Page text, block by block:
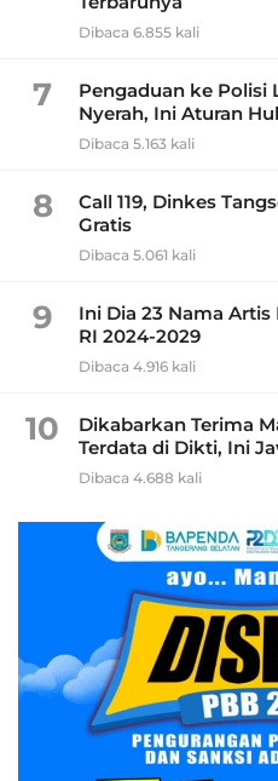
Dibaca 6.855 kali
7
Pengaduan ke Polisi
Nyerah, Ini Aturan
Dibaca 5.163 kali
8
Call 119, Dinkes
Gratis
Dibaca 5.061 kali
9
Ini Dia 23 Nama
RI 2024-2029
Dibaca 4.916 kali
10
Dikabarkan Terima
Terdata di Dikti, Ini
Dibaca 4.688 kali